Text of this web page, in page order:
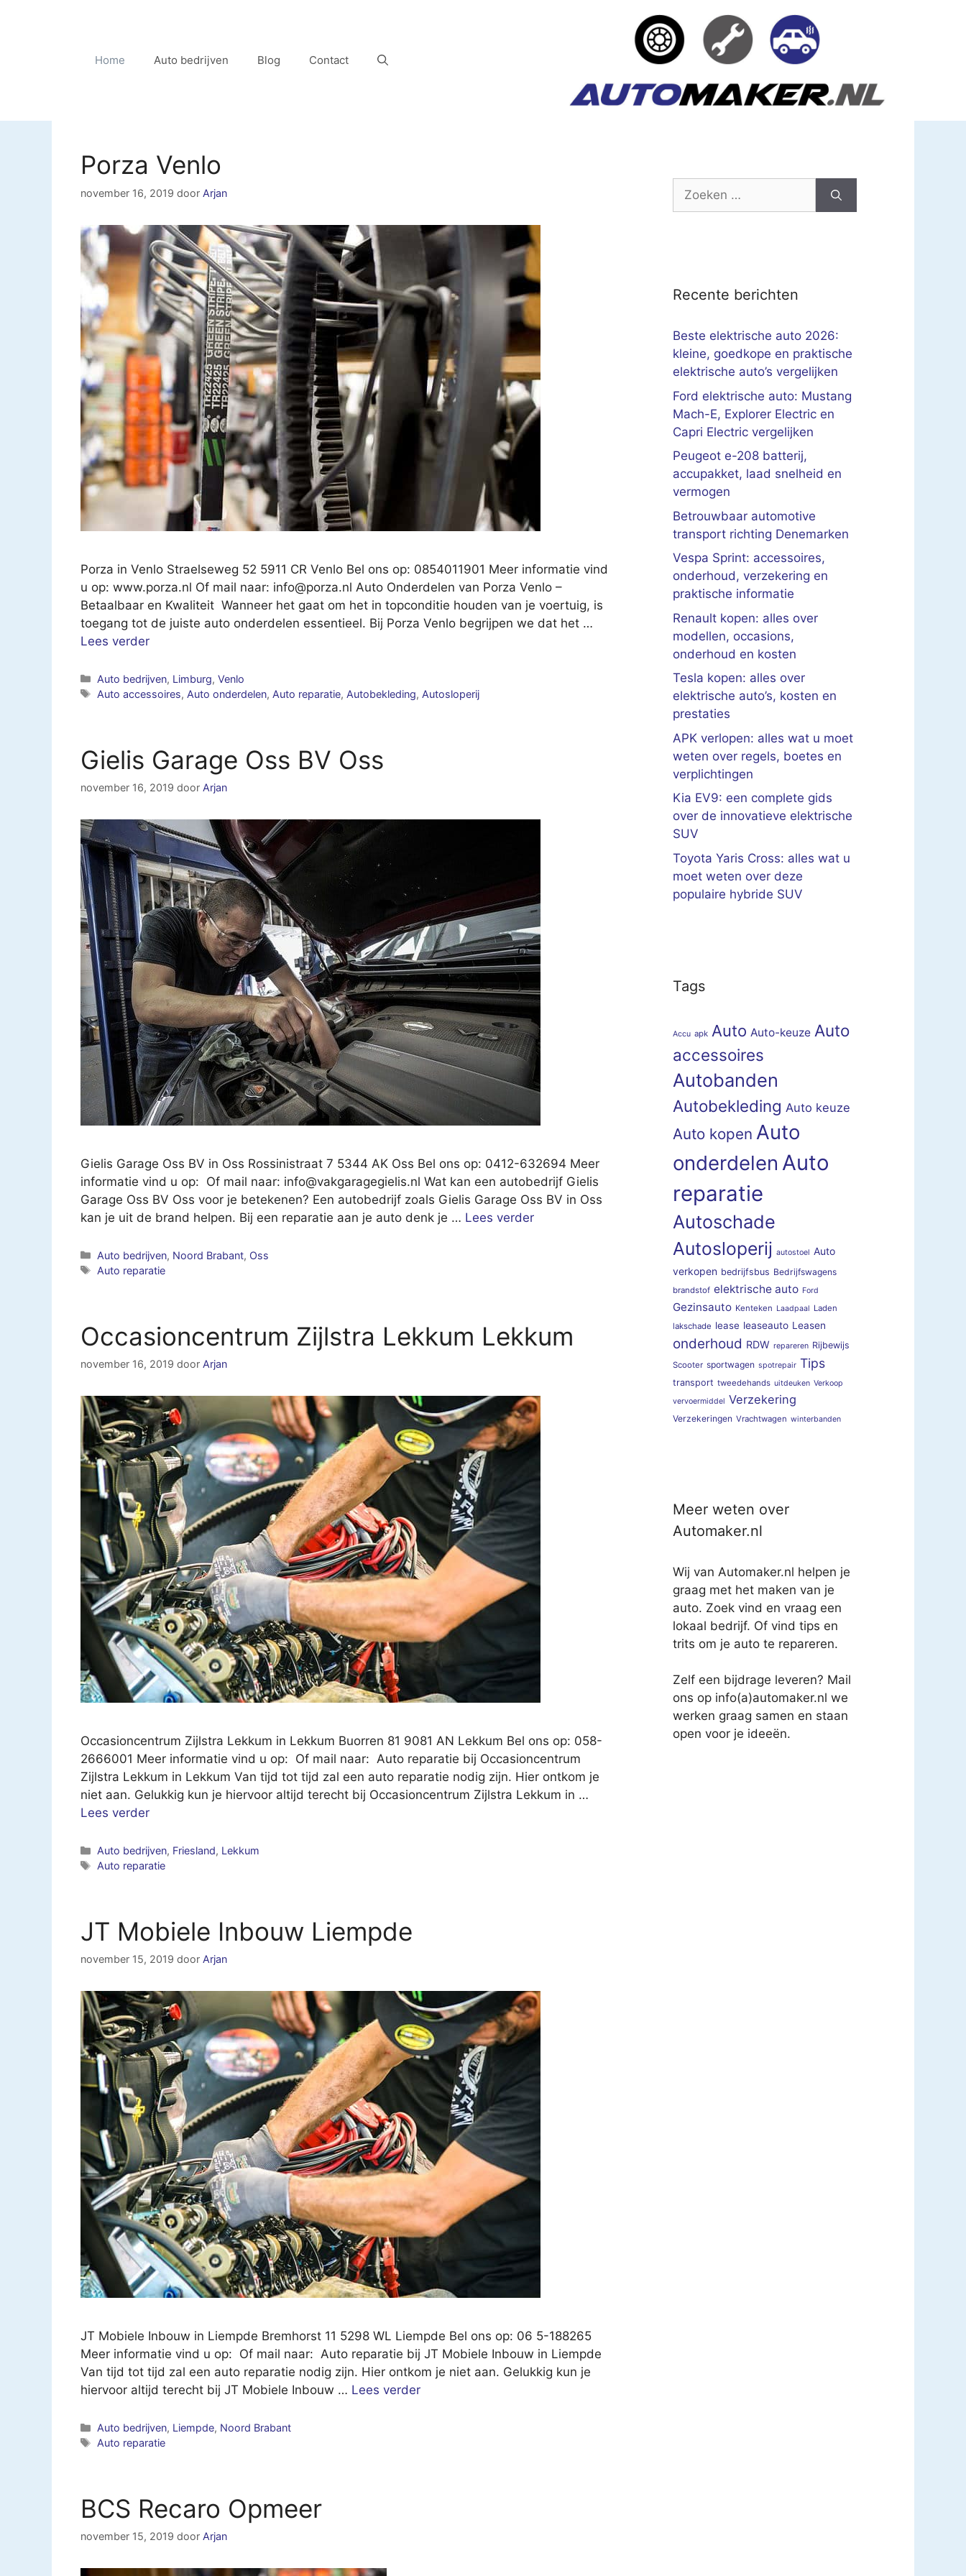
Home Auto bedrijven Blog Contact
Porza Venlo
november 16, 2019 door Arjan
Porza in Venlo Straelseweg 52 5911 CR Venlo Bel ons op: 0854011901 Meer informatie vind
u op: www.porza.nl Of mail naar: info@porza.nl Auto Onderdelen van Porza Venlo –
Betaalbaar en Kwaliteit Wanneer het gaat om het in topconditie houden van je voertuig, is
toegang tot de juiste auto onderdelen essentieel. Bij Porza Venlo begrijpen we dat het …
Lees verder
Categorieën
Auto bedrijven, Limburg,Venlo
Tags
Auto accessoires, Auto onderdelen, Auto reparatie, Autobekleding, Autosloperij
Gielis Garage Oss BV Oss
november 16, 2019 door Arjan
Gielis Garage Oss BV in Oss Rossinistraat 7 5344 AK Oss Bel ons op: 0412-632694 Meer
informatie vind u op: Of mail naar: info@vakgaragegielis.nl Wat kan een autobedrijf Gielis
Garage Oss BV Oss voor je betekenen? Een autobedrijf zoals Gielis Garage Oss BV in Oss
kan je uit de brand helpen. Bij een reparatie aan je auto denk je … Lees verder
Categorieën
Auto bedrijven, Noord Brabant, Oss
Tags
Auto reparatie
Occasioncentrum Zijlstra Lekkum Lekkum
november 16, 2019 door Arjan
Occasioncentrum Zijlstra Lekkum in Lekkum Buorren 81 9081 AN Lekkum Bel ons op: 058-
2666001 Meer informatie vind u op: Of mail naar: Auto reparatie bij Occasioncentrum
Zijlstra Lekkum in Lekkum Van tijd tot tijd zal een auto reparatie nodig zijn. Hier ontkom je
niet aan. Gelukkig kun je hiervoor altijd terecht bij Occasioncentrum Zijlstra Lekkum in …
Lees verder
Categorieën
Auto bedrijven, Friesland, Lekkum
Tags
Auto reparatie
JT Mobiele Inbouw Liempde
november 15, 2019 door Arjan
JT Mobiele Inbouw in Liempde Bremhorst 11 5298 WL Liempde Bel ons op: 06 5-188265
Meer informatie vind u op: Of mail naar: Auto reparatie bij JT Mobiele Inbouw in Liempde
Van tijd tot tijd zal een auto reparatie nodig zijn. Hier ontkom je niet aan. Gelukkig kun je
hiervoor altijd terecht bij JT Mobiele Inbouw … Lees verder
Categorieën
Auto bedrijven, Liempde, Noord Brabant
Tags
Auto reparatie
BCS Recaro Opmeer
november 15, 2019 door Arjan
Zoek
Recente berichten
Beste elektrische auto 2026:
kleine, goedkope en praktische
elektrische auto’s vergelijken
Ford elektrische auto: Mustang
Mach-E, Explorer Electric en
Capri Electric vergelijken
Peugeot e-208 batterij,
accupakket, laad snelheid en
vermogen
Betrouwbaar automotive
transport richting Denemarken
Vespa Sprint: accessoires,
onderhoud, verzekering en
praktische informatie
Renault kopen: alles over
modellen, occasions,
onderhoud en kosten
Tesla kopen: alles over
elektrische auto’s, kosten en
prestaties
APK verlopen: alles wat u moet
weten over regels, boetes en
verplichtingen
Kia EV9: een complete gids
over de innovatieve elektrische
SUV
Toyota Yaris Cross: alles wat u
moet weten over deze
populaire hybride SUV
Tags
Accu apk Auto Auto-keuze Auto
accessoires
Autobanden
Autobekleding Auto keuze
Auto kopen Auto
onderdelen Auto
reparatie
Autoschade
Autosloperij autostoel Auto
verkopen bedrijfsbus Bedrijfswagens
brandstof elektrische auto Ford
Gezinsauto Kenteken Laadpaal Laden
lakschade lease leaseauto Leasen
onderhoud RDW repareren Rijbewijs
Scooter sportwagen spotrepair Tips
transport tweedehands uitdeuken Verkoop
vervoermiddel Verzekering
Verzekeringen Vrachtwagen winterbanden
Meer weten over
Automaker.nl
Wij van Automaker.nl helpen je
graag met het maken van je
auto. Zoek vind en vraag een
lokaal bedrijf. Of vind tips en
trits om je auto te repareren.
Zelf een bijdrage leveren? Mail
ons op info(a)automaker.nl we
werken graag samen en staan
open voor je ideeën.